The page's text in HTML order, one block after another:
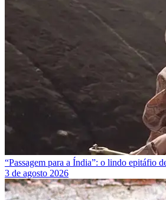
“Passagem para a Índia”: o lindo epitáfio
3 de agosto 2026